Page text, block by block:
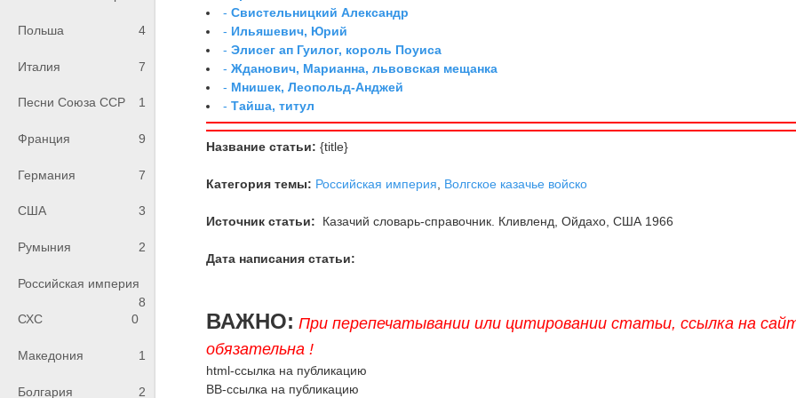
Польша 4
Италия 7
Песни Союза ССР 1
Франция 9
Германия 7
США 3
Румыния 2
Российская империя
8
СХС
0
Македония 1
Болгария 2
-Свистельницкий Александр
- Ильяшевич, Юрий
-Элисег ап Гуилог, король Поуиса
-Жданович, Марианна, львовская мещанка
- Мнишек, Леопольд-Анджей
-Тайша, титул
Название статьи: {title}
Категория темы: Российская империя Волгское казачье войско
Источник статьи: Казачий словарь-справочник. Кливленд, Ойдахо, США 1966
Дата написания статьи:
ВАЖНО: При перепечатывании или цитировании статьи, ссылка на
обязательна !
html-ссылка на публикацию
BB-ссылка на публикацию